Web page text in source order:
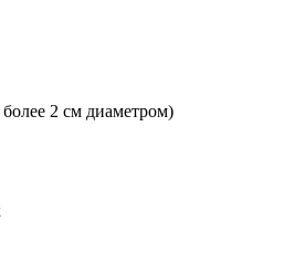
2 см диаметром)